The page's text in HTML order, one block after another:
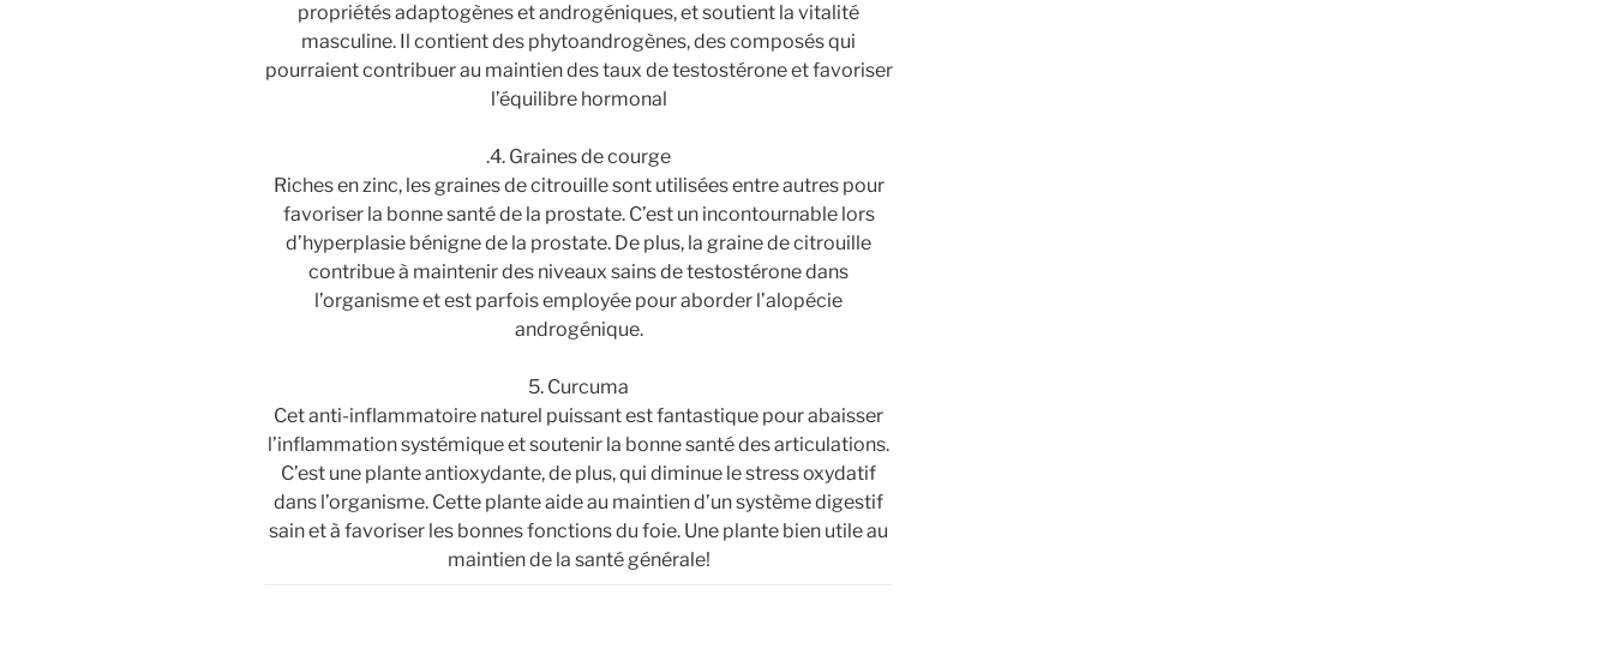
propriétés adaptogènes et androgéniques, et soutient la vitalité
masculine. Il contient des phytoandrogènes, des composés qui
pourraient contribuer au maintien des taux de testostérone et favoriser
l’équilibre hormonal
.4. Graines de courge
Riches en zinc, les graines de citrouille sont utilisées entre autres pour
favoriser la bonne santé de la prostate. C’est un incontournable lors
d’hyperplasie bénigne de la prostate. De plus, la graine de citrouille
contribue à maintenir des niveaux sains de testostérone dans
l’organisme et est parfois employée pour aborder l’alopécie
androgénique.
5. Curcuma
Cet anti-inflammatoire naturel puissant est fantastique pour abaisser
l’inflammation systémique et soutenir la bonne santé des articulations.
C’est une plante antioxydante, de plus, qui diminue le stress oxydatif
dans l’organisme. Cette plante aide au maintien d’un système digestif
sain et à favoriser les bonnes fonctions du foie. Une plante bien utile au
maintien de la santé générale!